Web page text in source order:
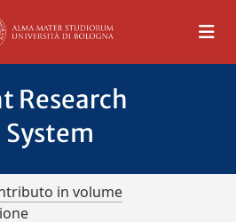
Research
in volume